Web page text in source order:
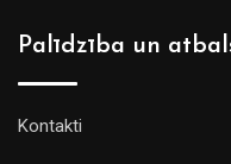
Palīdzība un
Kontakti